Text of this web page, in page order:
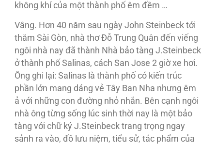
không khí của một thành phố êm đềm …
Vâng. Hơn 40 năm sau ngày John Steinbeck tới
thăm Sài Gòn, nhà thơ Đỗ Trung Quân đến viếng
ngôi nhà nay đã thành Nhà bảo tàng J.Steinbeck
ở thành phố Salinas, cách San Jose 2 giờ xe hơi.
Ông ghi lại: Salinas là thành phố có kiến trúc
phần lớn mang dáng vẻ Tây Ban Nha nhưng êm
ả với những con đường nhỏ nhắn. Bên cạnh ngôi
nhà ông từng sống lúc sinh thời nay là một bảo
tàng với chữ ký J.Steinbeck trang trọng ngay
sảnh ra vào, đồ lưu niệm, tiểu sử, tác phẩm của